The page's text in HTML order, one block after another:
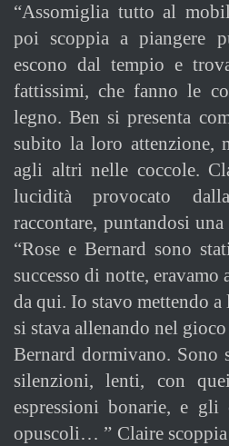
“Assomiglia tutto al
poi scoppia a piangere
escono dal tempio e
fattissimi, che fanno le
legno. Ben si presenta
subito la loro attenzione,
agli altri nelle coccole.
lucidità provocato
raccontare, puntandosi
“Rose e Bernard sono
successo di notte, eravamo
da qui. Io stavo mettendo
si stava allenando nel
Bernard dormivano. Sono
silenzioni, lenti, con
espressioni bonarie, e
opuscoli… ” Claire